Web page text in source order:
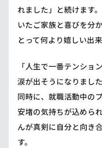
れました」と続けます
いたご家族と喜びを分
とって何より嬉しい出
「人生で一番テンショ
涙が出そうになりまし
同時に、就職活動中の
安堵の気持ちが込めら
んが真剣に自分と向き
す。